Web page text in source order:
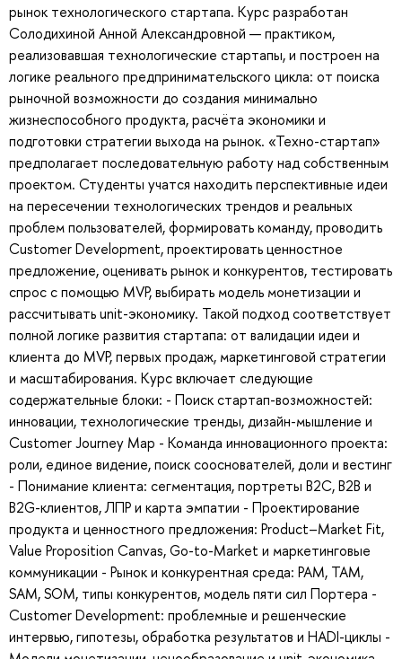
рынок технологического стартапа. Курс разработан
Солодихиной Анной Александровной — практиком,
реализовавшая технологические стартапы, и построен на
логике реального предпринимательского цикла: от поиска
рыночной возможности до создания минимально
жизнеспособного продукта, расчёта экономики и
подготовки стратегии выхода на рынок. «Техно-стартап»
предполагает последовательную работу над собственным
проектом. Студенты учатся находить перспективные идеи
на пересечении технологических трендов и реальных
проблем пользователей, формировать команду, проводить
Customer Development, проектировать ценностное
предложение, оценивать рынок и конкурентов, тестировать
спрос с помощью MVP, выбирать модель монетизации и
рассчитывать unit-экономику. Такой подход соответствует
полной логике развития стартапа: от валидации идеи и
клиента до MVP, первых продаж, маркетинговой стратегии
и масштабирования. Курс включает следующие
содержательные блоки: - Поиск стартап-возможностей:
инновации, технологические тренды, дизайн-мышление и
Customer Journey Map - Команда инновационного проекта:
роли, единое видение, поиск сооснователей, доли и вестинг
- Понимание клиента: сегментация, портреты B2C, B2B и
B2G-клиентов, ЛПР и карта эмпатии - Проектирование
продукта и ценностного предложения: Product–Market Fit,
Value Proposition Canvas, Go-to-Market и маркетинговые
коммуникации - Рынок и конкурентная среда: PAM, TAM,
SAM, SOM, типы конкурентов, модель пяти сил Портера -
Customer Development: проблемные и решенческие
интервью, гипотезы, обработка результатов и HADI-циклы -